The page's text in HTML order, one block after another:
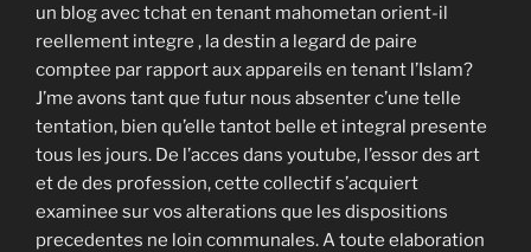
un blog avec tchat en tenant mahometan orient-il
reellement integre , la destin a legard de paire
comptee par rapport aux appareils en tenant l’Islam?
J’me avons tant que futur nous absenter c’une telle
tentation, bien qu’elle tantot belle et integral presente
tous les jours. De l’acces dans youtube, l’essor des art
et de des profession, cette collectif s’acquiert
examinee sur vos alterations que les dispositions
precedentes ne loin communales. A toute elaboration